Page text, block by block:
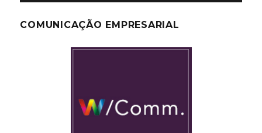
COMUNICAÇÃO EMPRESARIAL